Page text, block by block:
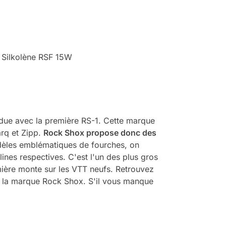
RSF 15W
avec la première RS-1. Cette marque
et Zipp. Rock Shox propose donc des
emblématiques de fourches, on
respectives. C'est l'un des plus gros
monte sur les VTT neufs. Retrouvez
marque Rock Shox. S'il vous manque